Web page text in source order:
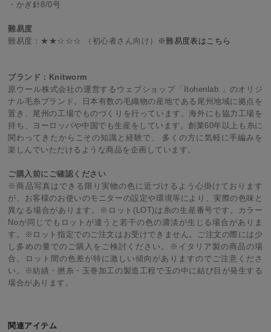
・かぎ針8/0号
難易度
難易度：★★☆☆☆ （初心者さん向け）
※難易度表はこちら
ブランド：Knitworm
原ウール株式会社の運営するウェブショップ「Itohenlab.」のオリジ
ナル毛糸ブランド。日本有数の毛織物の産地である尾州地域に拠点を
置き、尾州の工場でものづくりを行っています。海外にも協力工場を
持ち、ヨーロッパや中国でも生産をしています。創業60年以上も糸に
関わってきたからこその知識と経験で、 多くの方に気軽に手編みを
楽しんでいただけるような商品を企画しています。
ご購入前にご確認ください
※商品写真はできる限り実物の色に近づけるよう心掛けております
が、お客様のお使いのモニターの設定や環境等により、実際の色味と
異なる場合があります。※ロット(LOT)は糸の生産番号です。カラー
Noが同じでもロットが違うと若干の色の濃淡が生じる場合がありま
す。※ロット指定でのご注文はお受けできません。ご注文の際には少
し多めの量でのご購入をご検討ください。※イタリア製の商品の場
合、ロット間の色差が特に激しい傾向がありますのでご注意くださ
い。※紡績・撚糸・玉巻加工の製造工程で玉の中に結び目が発生する
場合があります。
関連アイテム